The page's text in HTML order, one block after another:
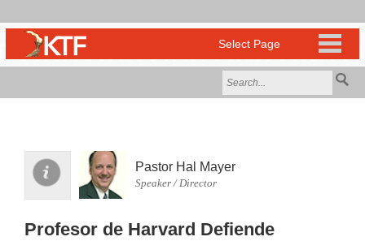
Pastor Hal Mayer
Speaker / Director
Profesor de Harvard Defiende